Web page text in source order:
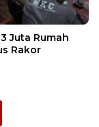
Juta Rumah
Rakor